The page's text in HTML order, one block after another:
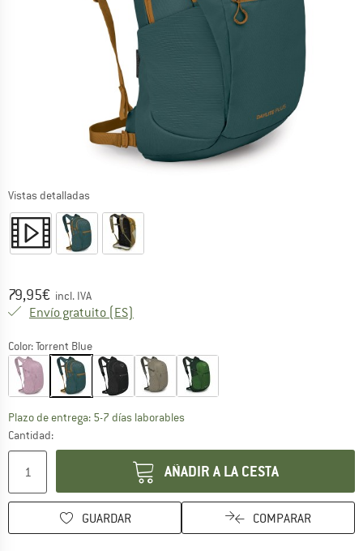
Vistas detalladas
Precio:
79,95€ incl. IVA
Envío gratuito (ES)
Color:Torrent Blue
Plazo de entrega: 5-7 días laborablesEl enlace se abre en una ventana
Cantidad:
AÑADIR A LA CESTA
GUARDAR COMPARAR